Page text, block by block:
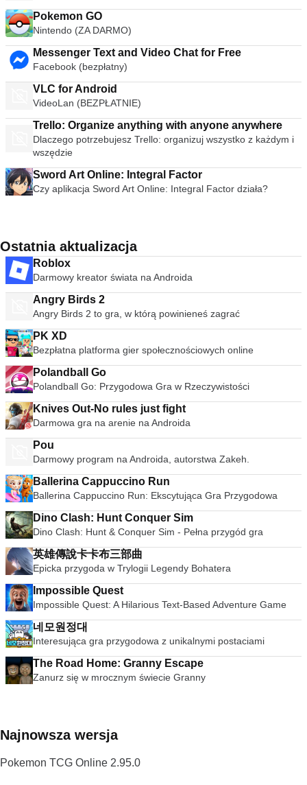
Pokemon GO
Nintendo (ZA DARMO)
Messenger Text and Video Chat for Free
Facebook (bezpłatny)
VLC for Android
VideoLan (BEZPŁATNIE)
Trello: Organize anything with anyone anywhere
Dlaczego potrzebujesz Trello: organizuj wszystko z każdym i
wszędzie
Sword Art Online: Integral Factor
Czy aplikacja Sword Art Online: Integral Factor działa?
Ostatnia aktualizacja
Roblox
Darmowy kreator świata na Androida
Angry Birds 2
Angry Birds 2 to gra, w którą powinieneś zagrać
PK XD
Bezpłatna platforma gier społecznościowych online
Polandball Go
Polandball Go: Przygodowa Gra w Rzeczywistości
Knives Out-No rules just fight
Darmowa gra na arenie na Androida
Pou
Darmowy program na Androida, autorstwa Zakeh.
Ballerina Cappuccino Run
Ballerina Cappuccino Run: Ekscytująca Gra Przygodowa
Dino Clash: Hunt Conquer Sim
Dino Clash: Hunt & Conquer Sim - Pełna przygód gra
英雄傳說卡卡布三部曲
Epicka przygoda w Trylogii Legendy Bohatera
Impossible Quest
Impossible Quest: A Hilarious Text-Based Adventure Game
네모원정대
Interesująca gra przygodowa z unikalnymi postaciami
The Road Home: Granny Escape
Zanurz się w mrocznym świecie Granny
Najnowsza wersja
Pokemon TCG Online 2.95.0